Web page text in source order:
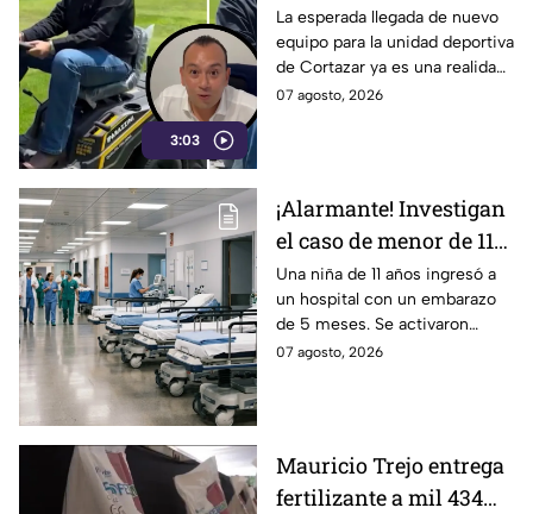
3:03
presume nuevo equipo
para la unidad
deportiva… y era una
podadora
La esperada llegada de nuevo
equipo para la unidad deportiva
de Cortazar ya es una realidad.
El alcalde Mauricio Estefanía
07 agosto, 2026
¡Alarmante! Investigan
el caso de menor de 11
años embarazada; esto
ocurrió
Una niña de 11 años ingresó a
un hospital con un embarazo
de 5 meses. Se activaron
protocolos de salud y las
07 agosto, 2026
Mauricio Trejo entrega
fertilizante a mil 434